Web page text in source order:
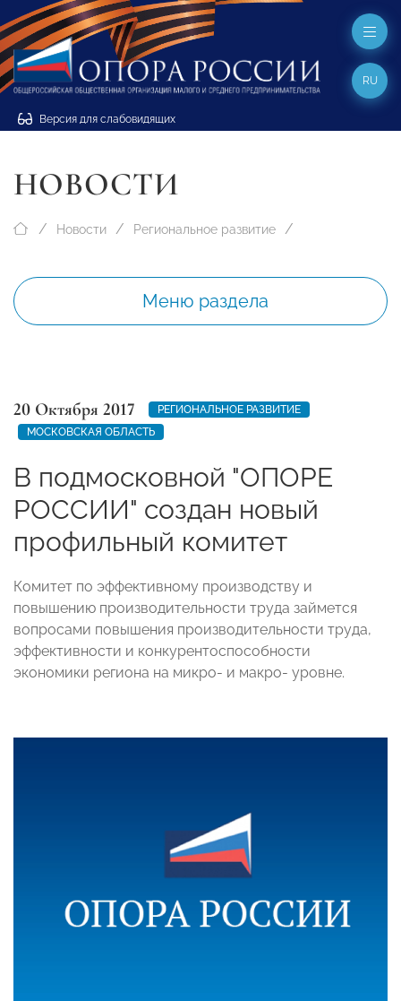
Версия для слабовидящих
RU
НОВОСТИ
Новости Региональное развитие
Меню раздела
20 Октября 2017
РЕГИОНАЛЬНОЕ РАЗВИТИЕ
МОСКОВСКАЯ ОБЛАСТЬ
В подмосковной "ОПОРЕ
РОССИИ" создан новый
профильный комитет
Комитет по эффективному производству и
повышению производительности труда займется
вопросами повышения производительности труда,
эффективности и конкурентоспособности
экономики региона на микро- и макро- уровне.